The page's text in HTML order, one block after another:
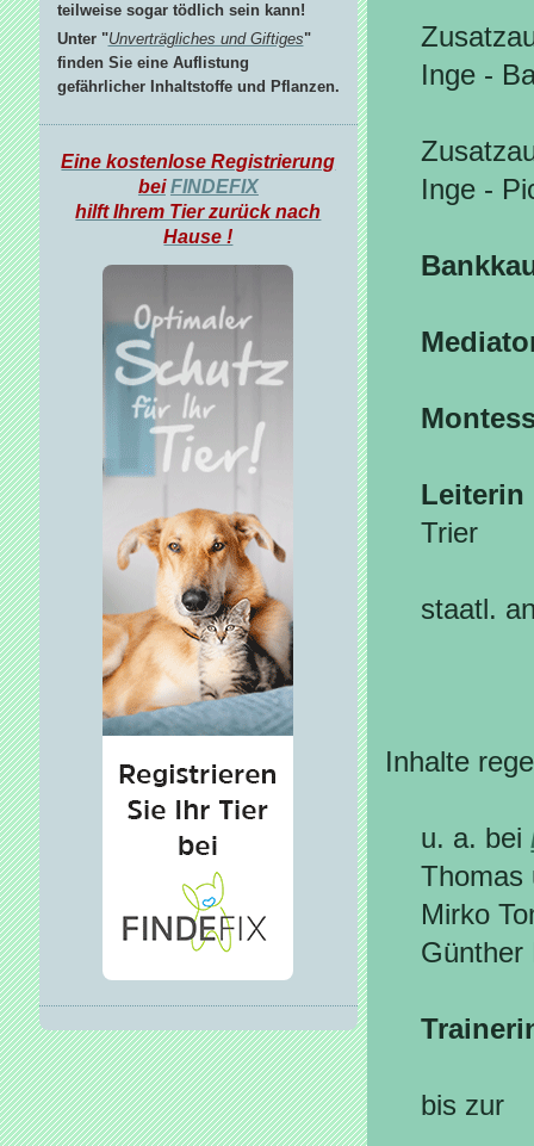
Inge -
Inge -
Leiterin
Trier
staatl.
Inhalte
u. a. bei
Thomas
Mirko
Günther
bis zur
teilweise sogar tödlich sein kann!
Unter "Unverträgliches und Giftiges"
finden Sie eine Auflistung
gefährlicher Inhaltstoffe und Pflanzen.
Eine kostenlose Registrierung
bei FINDEFIX
hilft Ihrem Tier zurück nach
Hause !